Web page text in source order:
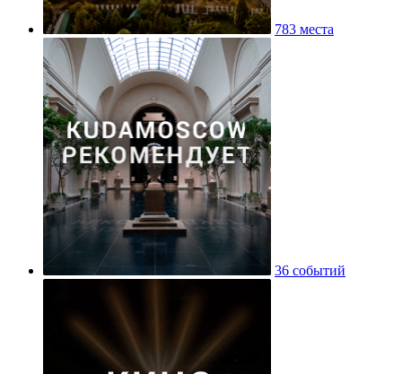
783 места
36 событий